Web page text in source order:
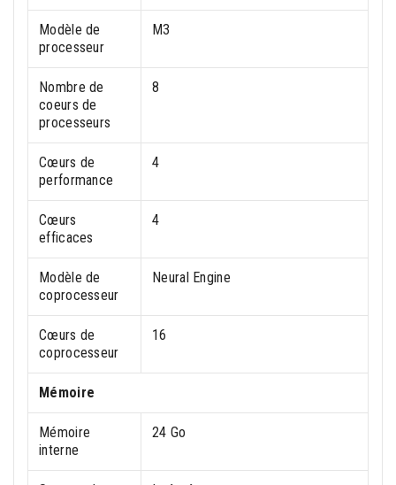
Modèle de
processeur
M3
Nombre de
coeurs de
processeurs
8
Cœurs de
performance
4
Cœurs
efficaces
4
Modèle de
coprocesseur
Neural Engine
Cœurs de
coprocesseur
16
Mémoire
Mémoire
interne
24 Go